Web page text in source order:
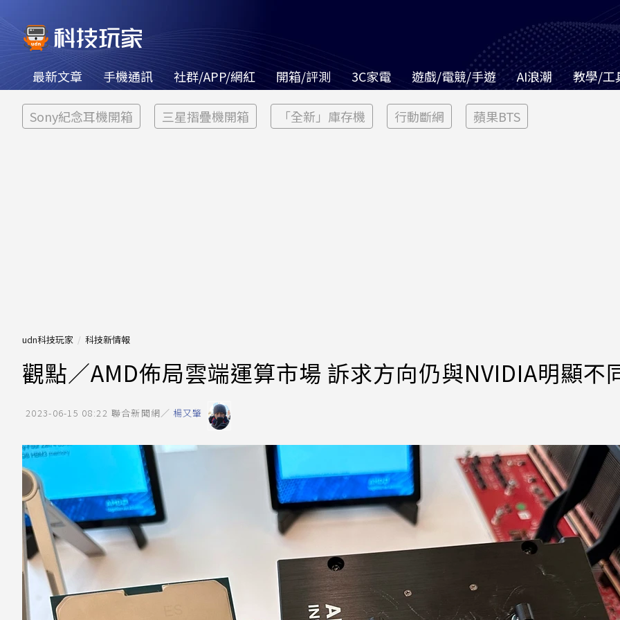
最新文章 手機通訊 社群/APP/網紅 開箱/評測 3C家電 遊戲/電競/手遊 AI浪潮 教學/工
Sony紀念耳機開箱 三星摺疊機開箱 「全新」庫存機 行動斷網 蘋果BTS
udn科技玩家 科技新情報
觀點／AMD佈局雲端運算市場 訴求方向仍與NVIDIA明顯不
2023-06-15 08:22 聯合新聞網／ 楊又肇